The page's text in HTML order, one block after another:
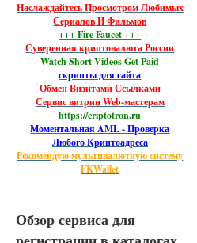
Наслаждайтесь Просмотром Любимых
Сериалов И Фильмов
+++ Fire Faucet +++
Суверенная криптовалюта России
Watch Short Videos Get Paid
скрипты для сайта
Обмен Визитами Ссылками
Сервис витрин Web-мастерам
https://criptotron.ru
Моментальная AML - Проверка
Любого Криптоадреса
Рекомендую мультивалютную систему
FKWallet
Обзор сервиса для